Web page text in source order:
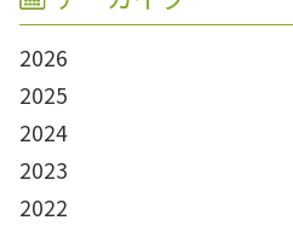
2026
2025
2024
2023
2022